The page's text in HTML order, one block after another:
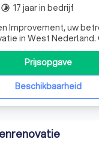
Improvement, uw
in West Nederland.
een ervaren kok en
oplossingen voor
van
of keuke
Beschikbaarheid
Prijsopgave
timelapse 17 jaar in bedrijf